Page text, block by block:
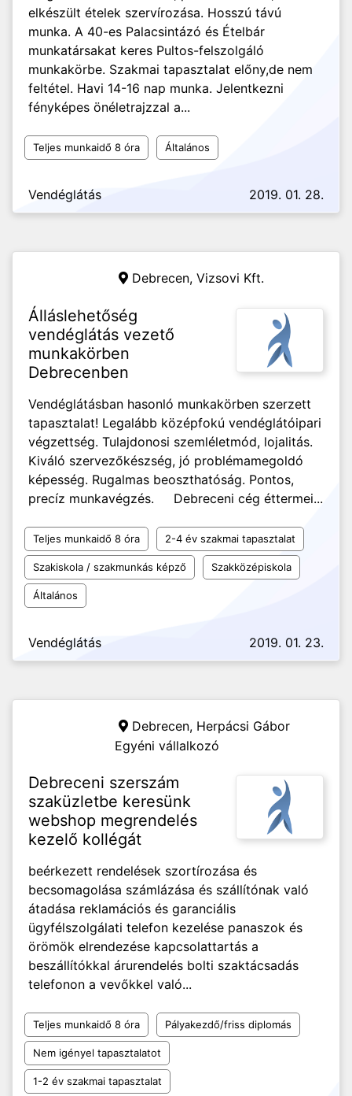
elkészült ételek szervírozása. Hosszú távú
munka. A 40-es Palacsintázó és Ételbár
munkatársakat keres Pultos-felszolgáló
munkakörbe. Szakmai tapasztalat előny,de nem
feltétel. Havi 14-16 nap munka. Jelentkezni
fényképes önéletrajzzal a...
Teljes munkaidő 8 óra Általános
Vendéglátás 2019. 01. 28.
Debrecen, Vizsovi Kft.
Álláslehetőség
vendéglátás vezető
munkakörben
Debrecenben
Vendéglátásban hasonló munkakörben szerzett
tapasztalat! Legalább középfokú vendéglátóipari
végzettség. Tulajdonosi szemléletmód, lojalitás.
Kiváló szervezőkészség, jó problémamegoldó
képesség. Rugalmas beoszthatóság. Pontos,
precíz munkavégzés. Debreceni cég éttermei...
Teljes munkaidő 8 óra 2-4 év szakmai tapasztalat
Szakiskola / szakmunkás képző Szakközépiskola
Általános
Vendéglátás 2019. 01. 23.
Debrecen, Herpácsi Gábor
Egyéni vállalkozó
Debreceni szerszám
szaküzletbe keresünk
webshop megrendelés
kezelő kollégát
beérkezett rendelések szortírozása és
becsomagolása számlázása és szállítónak való
átadása reklamációs és garanciális
ügyfélszolgálati telefon kezelése panaszok és
örömök elrendezése kapcsolattartás a
beszállítókkal árurendelés bolti szaktácsadás
telefonon a vevőkkel való...
Teljes munkaidő 8 óra Pályakezdő/friss diplomás
Nem igényel tapasztalatot
1-2 év szakmai tapasztalat